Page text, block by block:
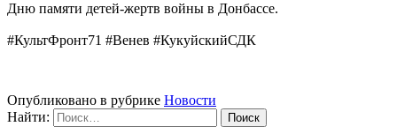
Дню памяти детей-жертв войны в Донбассе.
#КультФронт71 #Венев #КукуйскийСДК
Опубликовано в рубрике Новости
Найти: